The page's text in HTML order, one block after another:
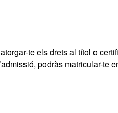
te els drets al títol o
podràs matricular-te